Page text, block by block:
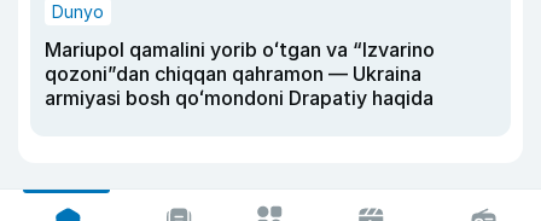
Dunyo
Mariupol qamalini yorib oʻtgan va “Izvarino
qozoni”dan chiqqan qahramon — Ukraina
armiyasi bosh qoʻmondoni Drapatiy haqida